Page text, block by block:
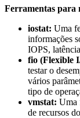
Ferramentas para
iostat: Uma
informações
IOPS,
fio (Flexible
testar o
vários
tipo de
vmstat: Uma
de recursos